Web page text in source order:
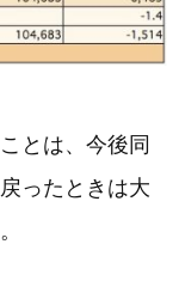
とは、今後同
ったときは大